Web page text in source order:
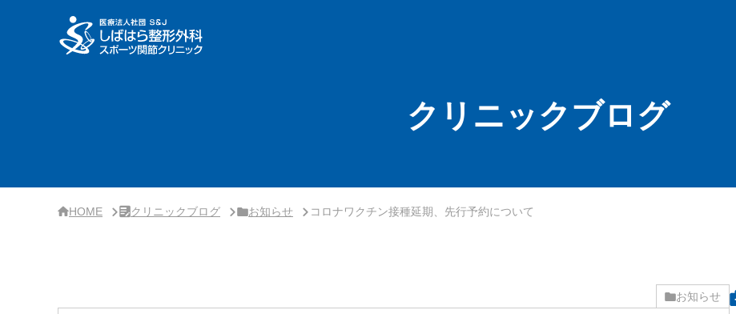
クリニックブログ
HOME クリニックブログ お知らせ コロナワクチン接種延期、先行予約について
お知らせ